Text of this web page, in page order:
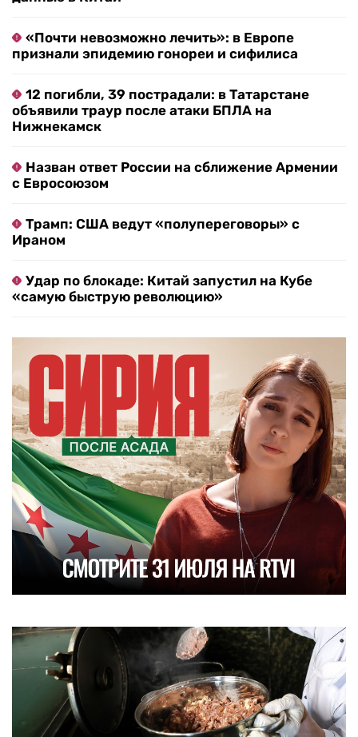
«Почти невозможно лечить»: в Европе
признали эпидемию гонореи и сифилиса
12 погибли, 39 пострадали: в Татарстане
объявили траур после атаки БПЛА на
Нижнекамск
Назван ответ России на сближение Армении
с Евросоюзом
Трамп: США ведут «полупереговоры» с
Ираном
Удар по блокаде: Китай запустил на Кубе
«самую быструю революцию»